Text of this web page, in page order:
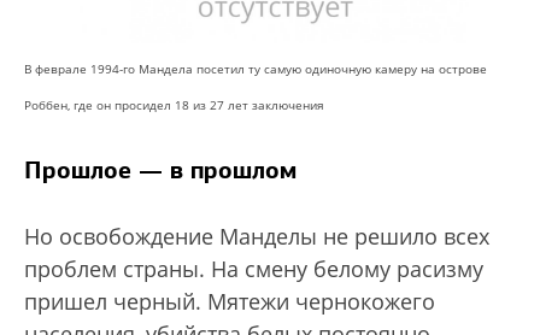
В феврале 1994-го Мандела посетил ту самую одиночную камеру на острове
Роббен, где он просидел 18 из 27 лет заключения
Прошлое — в прошлом
Но освобождение Манделы не решило всех
проблем страны. На смену белому расизму
пришел черный. Мятежи чернокожего